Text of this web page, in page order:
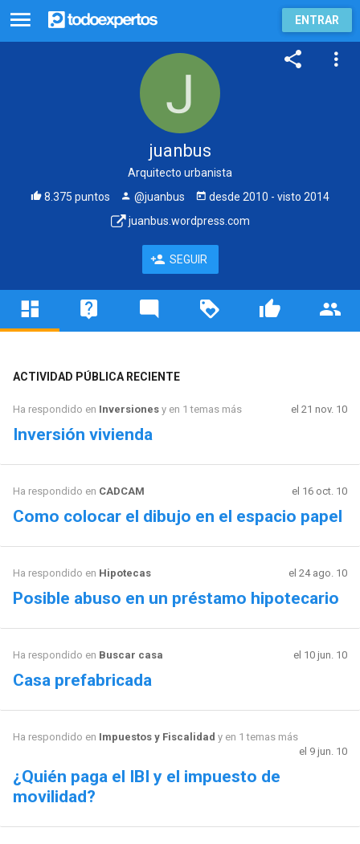
ENTRAR
juanbus
Arquitecto urbanista
8.375 puntos
@juanbus desde 2010 - visto 2014
juanbus.wordpress.com
SEGUIR
ACTIVIDAD PÚBLICA RECIENTE
Ha respondido en Inversionesy en 1 temas más el 21 nov. 10
Inversión vivienda
Ha respondido en CADCAM el 16 oct. 10
Como colocar el dibujo en el espacio papel
Ha respondido en Hipotecas el 24 ago. 10
Posible abuso en un préstamo hipotecario
Ha respondido en Buscar casa el 10 jun. 10
Casa prefabricada
Ha respondido en Impuestos y Fiscalidad y en 1 temas más
el 9 jun. 10
¿Quién paga el IBI y el impuesto de
movilidad?